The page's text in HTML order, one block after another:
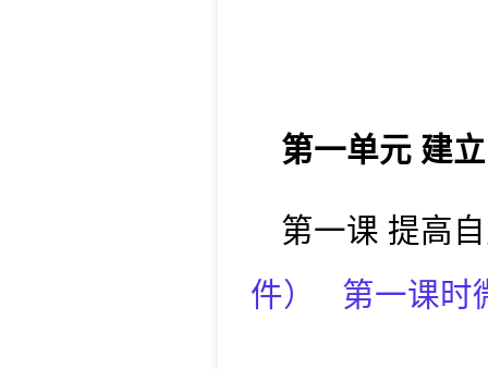
第一单元 建
第一课 提高
件） 第一课时